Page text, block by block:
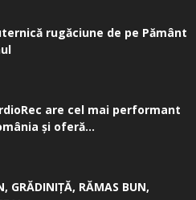
rugăciune de pe Pământ
are cel mai performant
și oferă...
GRĂDINIŢĂ, ­RĂMAS BUN,